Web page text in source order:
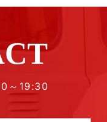
～19:30